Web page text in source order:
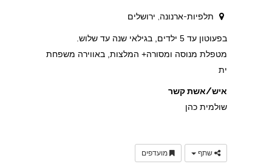
תלפיות-ארנונה, ירושלים
בפעוטון עד 5 ילדים, בגילאי שנה עד שלוש.
מטפלת מנוסה ומסורה+ המלצות, באווירה משפחת
ית
איש/אשת קשר
שולמית כהן
שתף מועדפים